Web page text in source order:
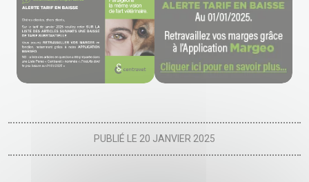
PUBLIÉ LE 20 JANVIER 2025